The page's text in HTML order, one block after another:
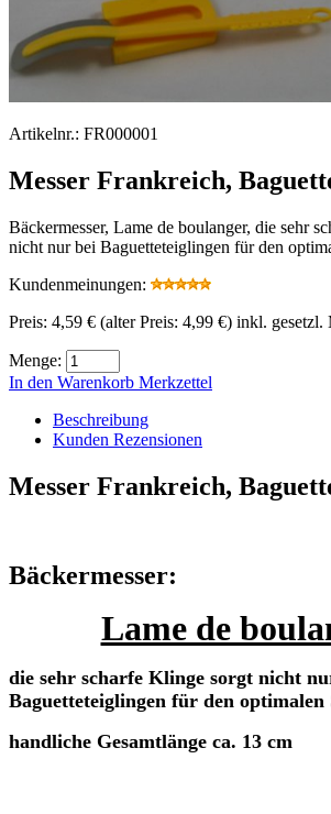
Artikelnr.: FR000001
Messer Frankreich,
Bäckermesser, Lame de boulanger, die sehr
nicht nur bei Baguetteteiglingen für den
Kundenmeinungen:
Preis: 4,59 € (alter Preis: 4,99 €) inkl. gesetzl.
Menge:
In den Warenkorb Merkzettel
Beschreibung
Kunden Rezensionen
Messer Frankreich,
Bäckermesser:
Lame de
die sehr scharfe Klinge sorgt nicht
Baguetteteiglingen für den optimalen
handliche Gesamtlänge ca. 13 cm